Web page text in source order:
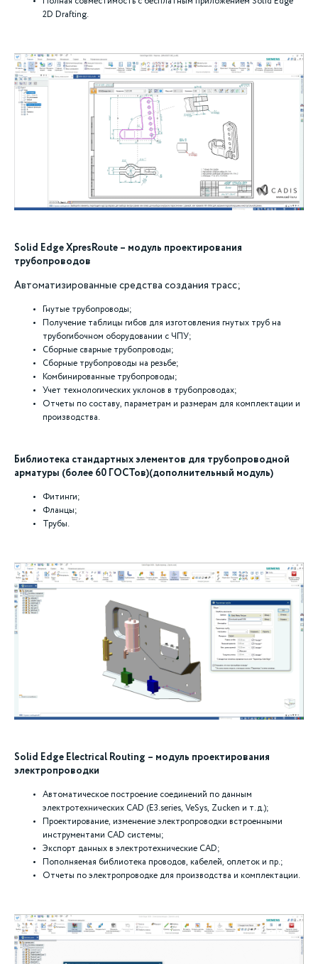
2D Drafting.
Solid Edge XpresRoute – модуль проектирования
трубопроводов
Автоматизированные средства создания трасс;
Гнутые трубопроводы;
Получение таблицы гибов для изготовления гнутых труб на
трубогибочном оборудовании с ЧПУ;
Сборные сварные трубопроводы;
Сборные трубопроводы на резьбе;
Комбинированные трубопроводы;
Учет технологических уклонов в трубопроводах;
Отчеты по составу, параметрам и размерам для комплектации и
производства.
Библиотека стандартных элементов для трубопроводной
арматуры (более 60 ГОСТов)(дополнительный модуль)
Фитинги;
Фланцы;
Трубы.
Solid Edge Electrical Routing – модуль проектирования
электропроводки
Автоматическое построение соединений по данным
электротехнических CAD (E3.series, VeSys, Zucken и т.д.);
Проектирование, изменение электропроводки встроенными
инструментами CAD системы;
Экспорт данных в электротехнические CAD;
Пополняемая библиотека проводов, кабелей, оплеток и пр.;
Отчеты по электропроводке для производства и комплектации.